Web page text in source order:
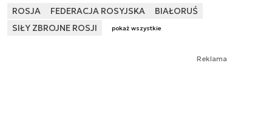
ROSJA FEDERACJA ROSYJSKA
BIAŁORUŚ
SIŁY ZBROJNE ROSJI
pokaż wszystkie
Reklama